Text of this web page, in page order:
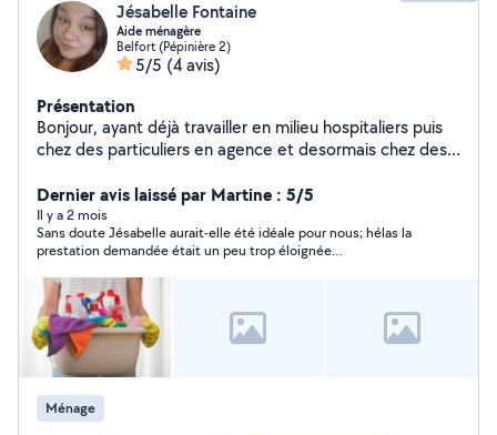
Jésabelle Fontaine
Aide ménagère
Belfort (Pépinière 2)
5/5 (4 avis)
Présentation
Bonjour, ayant déjà travailler en milieu hospitaliers puis
chez des particuliers en agence et desormais chez des
services en entretien du domicile, ainsi que l'aide à la
réalisation de courses. Je suis rigoureuse et ponctuelle.
N'hésitez pas à me contacter !
Dernier avis laissé par Martine : 5/5
Il y a 2 mois
Sans doute Jésabelle aurait-elle été idéale pour nous; hélas la
prestation demandée était un peu trop éloignée
Ménage